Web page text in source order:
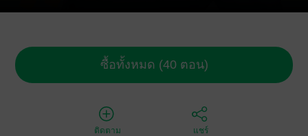
ซื้อทั้งหมด (40 ตอน)
ติดตาม แชร์